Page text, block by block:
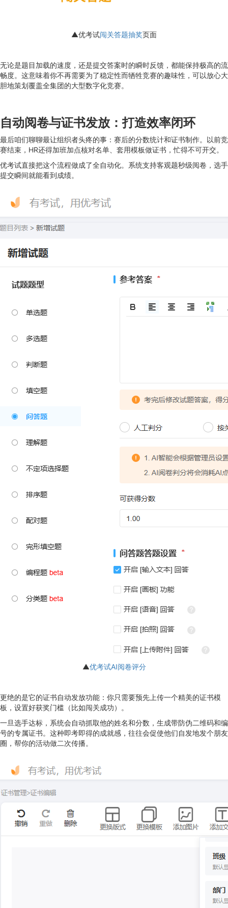
▲优考试闯关答题抽奖页面
无论是题目加载的速度，还是提交答案时的瞬时反馈，都能保持极高的流
畅度。这意味着你不再需要为了稳定性而牺牲竞赛的趣味性，可以放心大
胆地策划覆盖全集团的大型数字化竞赛。
自动阅卷与证书发放：打造效率闭环
最后咱们聊聊最让组织者头疼的事：赛后的分数统计和证书制作。以前竞
赛结束，HR还得加班加点核对名单、套用模板做证书，忙得不可开交。
优考试直接把这个流程做成了全自动化。系统支持客观题秒级阅卷，选手
提交瞬间就能看到成绩。
▲优考试AI阅卷评分
更绝的是它的证书自动发放功能：你只需要预先上传一个精美的证书模
板，设置好获奖门槛（比如闯关成功）。
一旦选手达标，系统会自动抓取他的姓名和分数，生成带防伪二维码和编
号的专属证书。这种即考即得的成就感，往往会促使他们自发地发个朋友
圈，帮你的活动做二次传播。